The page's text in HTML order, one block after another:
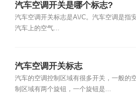
汽车空调开关是哪个标志?
汽车空调开关标志是A\/C。汽车空调是指
汽车上的空气...
汽车空调开关标志
汽车的空调控制区域有很多开关，一般的
制区域有两个旋钮，一个旋钮是...